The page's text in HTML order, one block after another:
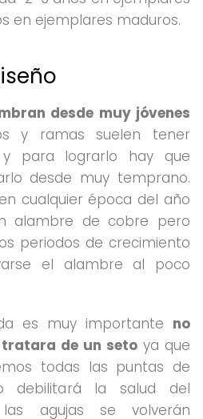
en ejemplares maduros.
desde muy jóvenes
y ramas suelen tener
y para lograrlo hay que
desde muy temprano.
cualquier época del año
alambre de cobre pero
periodos de crecimiento
el alambre al poco
es muy importante no
de un seto ya que
todas las puntas de
debilitará la salud del
agujas se volverán